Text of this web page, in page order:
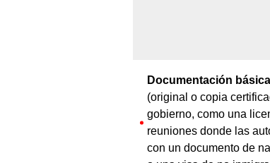
Documentación básica
(original o copia
gobierno, como una
reuniones donde las
con un documento de